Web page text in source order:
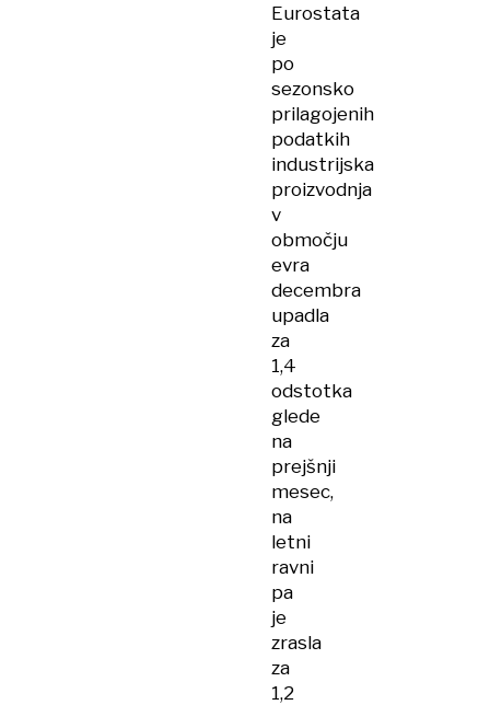
Eurostata
je
po
sezonsko
prilagojenih
podatkih
industrijska
proizvodnja
v
območju
evra
decembra
upadla
za
1,4
odstotka
glede
na
prejšnji
mesec,
na
letni
ravni
pa
je
zrasla
za
1,2